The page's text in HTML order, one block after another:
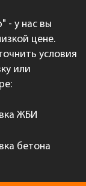
- у нас вы
цене.
условия
или
ЖБИ
бетона